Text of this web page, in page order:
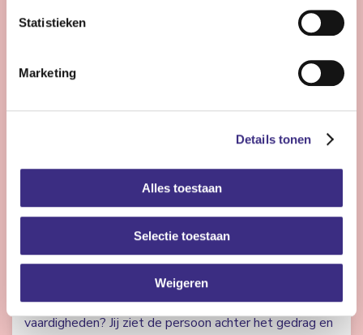
Statistieken
Marketing
Details tonen
Alles toestaan
Selectie toestaan
Weigeren
locaties. Samen kijken wij welke locatie voor jou de
Pedagogisch medewerker - complexe zorg -
Wil jij jongeren een warme en stabiele plek bieden
waar ze kunnen groeien in zelfredzaamheid en sociale
vaardigheden? Jij ziet de persoon achter het gedrag en